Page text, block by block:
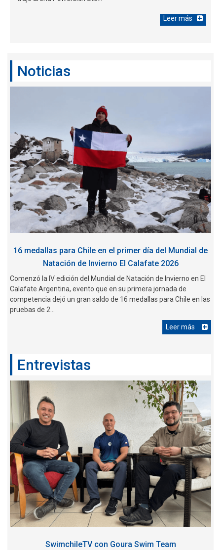
Leer más
Noticias
16 medallas para Chile en el primer día del Mundial de
Natación de Invierno El Calafate 2026
Comenzó la IV edición del Mundial de Natación de Invierno en El
Calafate Argentina, evento que en su primera jornada de
competencia dejó un gran saldo de 16 medallas para Chile en las
pruebas de 2...
Leer más
Entrevistas
SwimchileTV con Goura Swim Team